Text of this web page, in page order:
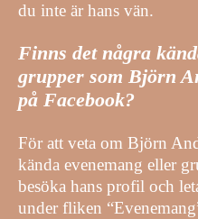
du inte är hans vän.
Finns det några
grupper som Björn
på Facebook?
För att veta om Björn
kända evenemang eller
besöka hans profil och
under fliken